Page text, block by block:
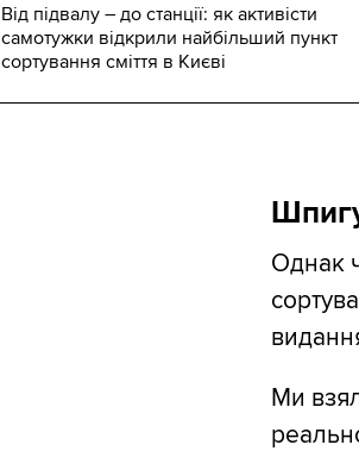
Від підвалу – до станції: як активісти
самотужки відкрили найбільший пункт
сортування сміття в Києві
Однак
Ми